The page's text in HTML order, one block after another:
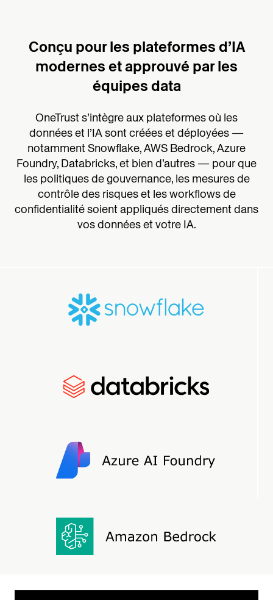
Conçu pour les plateformes d’IA
modernes et approuvé par les
équipes data
OneTrust s’intègre aux plateformes où les
données et l’IA sont créées et déployées —
notamment Snowflake, AWS Bedrock, Azure
Foundry, Databricks, et bien d’autres — pour que
les politiques de gouvernance, les mesures de
contrôle des risques et les workflows de
confidentialité soient appliqués directement dans
vos données et votre IA.